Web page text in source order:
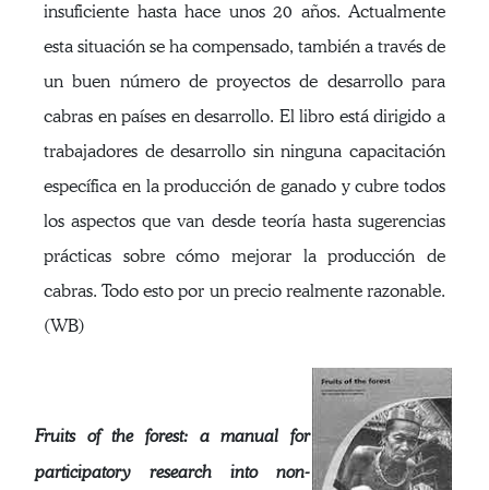
insuficiente hasta hace unos 20 años. Actualmente
esta situación se ha compensado, también a través de
un buen número de proyectos de desarrollo para
cabras en países en desarrollo. El libro está dirigido a
trabajadores de desarrollo sin ninguna capacitación
específica en la producción de ganado y cubre todos
los aspectos que van desde teoría hasta sugerencias
prácticas sobre cómo mejorar la producción de
cabras. Todo esto por un precio realmente razonable.
(WB)
Fruits of the forest: a manual for
participatory research into non-